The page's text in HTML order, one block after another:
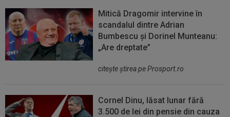
Mitică Dragomir intervine în
scandalul dintre Adrian
Bumbescu și Dorinel Munteanu:
„Are dreptate”
citeşte ştirea pe Prosport.ro
Cornel Dinu, lăsat lunar fără
3.500 de lei din pensie din cauza